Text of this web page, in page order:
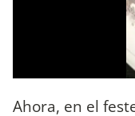
Ahora, en el